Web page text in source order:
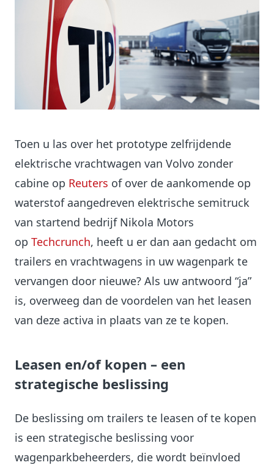
Toen u las over het prototype zelfrijdende
elektrische vrachtwagen van Volvo zonder
cabine op Reuters of over de aankomende op
waterstof aangedreven elektrische semitruck
van startend bedrijf Nikola Motors
op Techcrunch, heeft u er dan aan gedacht om
trailers en vrachtwagens in uw wagenpark te
vervangen door nieuwe? Als uw antwoord “ja”
is, overweeg dan de voordelen van het leasen
van deze activa in plaats van ze te kopen.
Leasen en/of kopen – een
strategische beslissing
De beslissing om trailers te leasen of te kopen
is een strategische beslissing voor
wagenparkbeheerders, die wordt beïnvloed